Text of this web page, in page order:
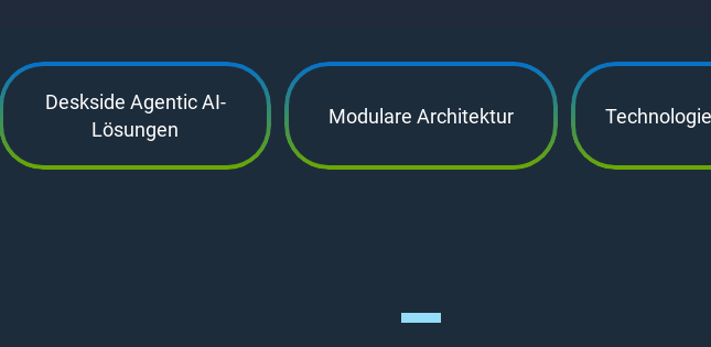
Deskside Agentic AI-
Lösungen
Modulare Architektur